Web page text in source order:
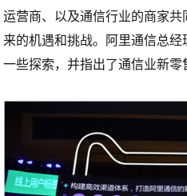
运营商、以及通信行业的商家
来的机遇和挑战。阿里通信总
一些探索，并指出了通信业新零